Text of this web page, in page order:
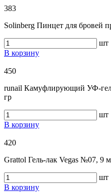
383
Solinberg Пинцет для бровей
шт
В корзину
450
runail Камуфлирующий УФ-
гр
шт
В корзину
420
Grattol Гель-лак Vegas №07, 9
шт
В корзину